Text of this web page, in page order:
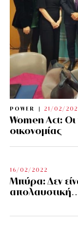
POWER 21/02/
Women Act: Οι
οικονομίας
16/02/2022
Μπύρα: Δεν